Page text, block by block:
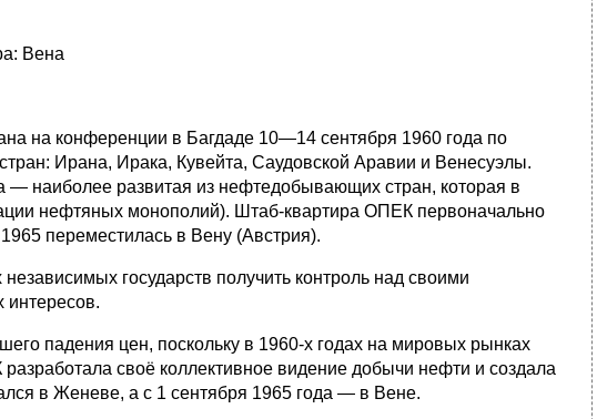
Вена
на конференции в Багдаде 10—14 сентября 1960 года по
Ирана, Ирака, Кувейта, Саудовской Аравии и Венесуэлы.
наиболее развитая из нефтедобывающих стран, которая в
нефтяных монополий). Штаб-квартира ОПЕК первоначально
переместилась в Вену (Австрия).
государств получить контроль над своими
интересов.
падения цен, поскольку в 1960-х годах на мировых рынках
своё коллективное видение добычи нефти и создала
в Женеве, а с 1 сентября 1965 года — в Вене.